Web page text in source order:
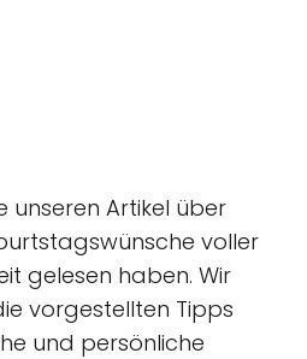
unseren Artikel über
voller
gelesen haben. Wir
vorgestellten Tipps
und persönliche